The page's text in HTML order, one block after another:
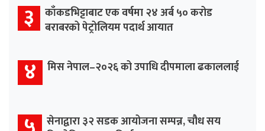
३ काँकडभिट्टाबाट एक वर्षमा २४ अर्ब ५० करोड
बराबरको पेट्रोलियम पदार्थ आयात
४ मिस नेपाल–२०२६ को उपाधि दीपमाला ढकाललाई
सेनाद्वारा ३२ सडक आयोजना सम्पन्न, चौध सय